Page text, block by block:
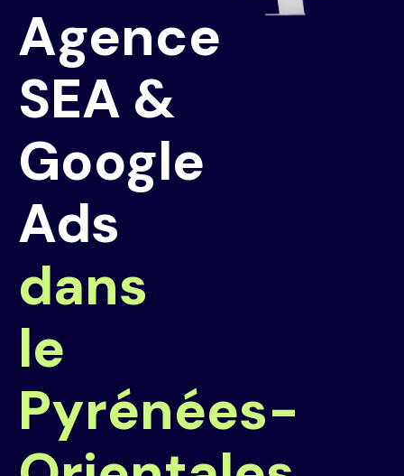
Agence
SEA &
Google
Ads
dans
le
Pyrénées-